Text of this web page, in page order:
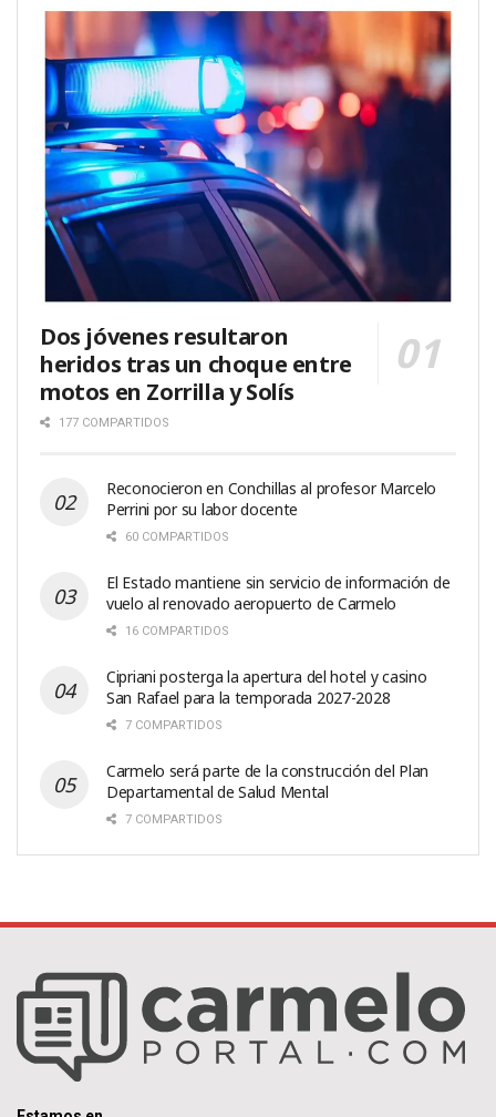
Dos jóvenes resultaron
heridos tras un choque entre
motos en Zorrilla y Solís
177 COMPARTIDOS
Reconocieron en Conchillas al profesor Marcelo
Perrini por su labor docente
60 COMPARTIDOS
El Estado mantiene sin servicio de información de
vuelo al renovado aeropuerto de Carmelo
16 COMPARTIDOS
Cipriani posterga la apertura del hotel y casino
San Rafael para la temporada 2027-2028
7 COMPARTIDOS
Carmelo será parte de la construcción del Plan
Departamental de Salud Mental
7 COMPARTIDOS